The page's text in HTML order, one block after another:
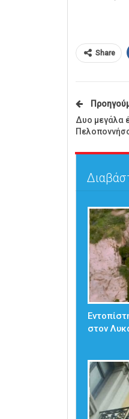
Share
Δυο μεγάλα
στον